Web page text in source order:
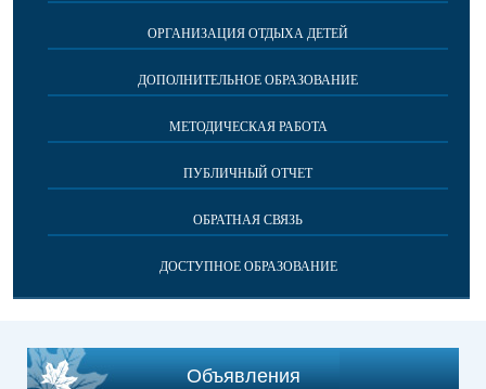
ОРГАНИЗАЦИЯ ОТДЫХА ДЕТЕЙ
ДОПОЛНИТЕЛЬНОЕ ОБРАЗОВАНИЕ
МЕТОДИЧЕСКАЯ РАБОТА
ПУБЛИЧНЫЙ ОТЧЕТ
ОБРАТНАЯ СВЯЗЬ
ДОСТУПНОЕ ОБРАЗОВАНИЕ
Объявления